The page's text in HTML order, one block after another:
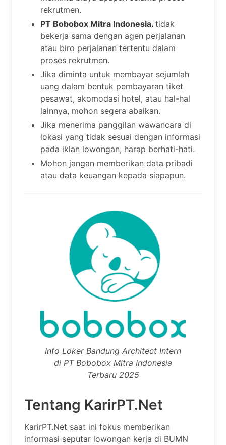
rekrutmen.
PT Bobobox Mitra Indonesia. tidak
bekerja sama dengan agen perjalanan
atau biro perjalanan tertentu dalam
proses rekrutmen.
Jika diminta untuk membayar sejumlah
uang dalam bentuk pembayaran tiket
pesawat, akomodasi hotel, atau hal-hal
lainnya, mohon segera abaikan.
Jika menerima panggilan wawancara di
lokasi yang tidak sesuai dengan informasi
pada iklan lowongan, harap berhati-hati.
Mohon jangan memberikan data pribadi
atau data keuangan kepada siapapun.
Info Loker Bandung Architect Intern
di PT Bobobox Mitra Indonesia
Terbaru 2025
Tentang KarirPT.Net
KarirPT.Net saat ini fokus memberikan
informasi seputar lowongan kerja di BUMN